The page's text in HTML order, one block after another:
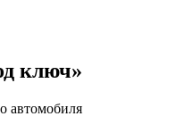
ключ»
автомобиля